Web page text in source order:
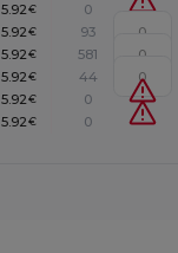
5.92€
0
5.92€
93
5.92€
581
5.92€
44
5.92€
0
5.92€ 0